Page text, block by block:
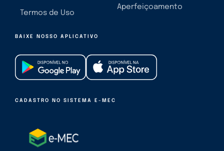
Termos de Uso
Aperfeiçoamento
BAIXE NOSSO APLICATIVO
CADASTRO NO SISTEMA E-MEC